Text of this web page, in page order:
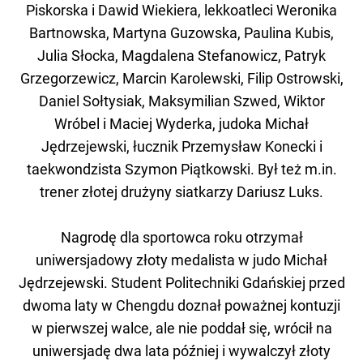
Piskorska i Dawid Wiekiera, lekkoatleci Weronika
Bartnowska, Martyna Guzowska, Paulina Kubis,
Julia Słocka, Magdalena Stefanowicz, Patryk
Grzegorzewicz, Marcin Karolewski, Filip Ostrowski,
Daniel Sołtysiak, Maksymilian Szwed, Wiktor
Wróbel i Maciej Wyderka, judoka Michał
Jędrzejewski, łucznik Przemysław Konecki i
taekwondzista Szymon Piątkowski. Był też m.in.
trener złotej drużyny siatkarzy Dariusz Luks.
Nagrodę dla sportowca roku otrzymał
uniwersjadowy złoty medalista w judo Michał
Jędrzejewski. Student Politechniki Gdańskiej przed
dwoma laty w Chengdu doznał poważnej kontuzji
w pierwszej walce, ale nie poddał się, wrócił na
uniwersjadę dwa lata później i wywalczył złoty